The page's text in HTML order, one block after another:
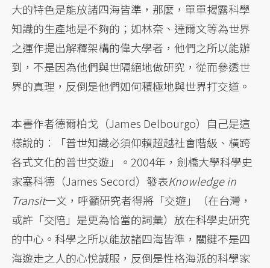
大的特色是能放諸四海皆準，那麼，單單揭露科學
知識的生產地是不夠的；如林奈、達爾文等為世界
之運作提出解釋架構的偉大學者，他們之所以能辦
到，不是因為他們與世隔絕地做研究，從而參透世
界的真理，反倒是他們如何積極地與世界打交道。
本書作者德爾柏戈（James Delbourgo）自己是這
樣說的：「普世知識必須仰賴超越社會階級、橫跨
各式文化的普世交遊」。2004年，劍橋大學科學史
家塞科德（James Secord）發表Knowledge in
Transit一文，呼籲研究者得將「交遊」（在台灣，
或許「交陪」是更為恰當的詞彙）放在科學史研究
的中心。科學之所以能放諸四海皆準，關鍵不是四
海遊走之人的心悅誠服，反倒是性格海派的科學家